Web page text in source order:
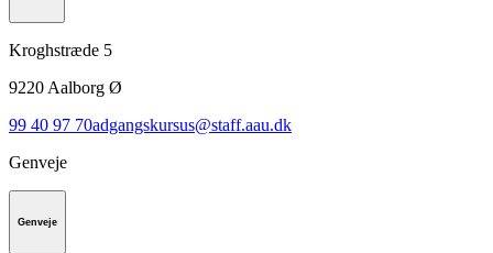
Kroghstræde 5
9220 Aalborg Ø
99 40 97 70adgangskursus@staff.aau.dk
Genveje
Genveje